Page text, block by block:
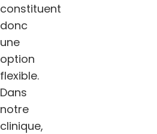
constituent
donc
une
option
flexible.
Dans
notre
clinique,